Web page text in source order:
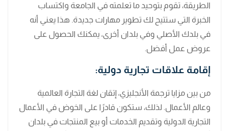
الطريقة، تقوم بتوحيد ما تعلمته في الجامعة واكتساب
الخبرة التي ستتيح لك تطوير مهارات جديدة. هذا يعني أنه
في بلدك الأصلي وفي بلدان أخرى، يمكنك الحصول على
عروض عمل أفضل.
إقامة علاقات تجارية دولية:
من بين مزايا ترجمة الأنجليزي، إتقان لغة التجارة العالمية
وعالم الأعمال. لذلك، ستكون قادرًا على الخوض في الأعمال
التجارية الدولية وتقديم الخدمات أو بيع المنتجات في بلدان